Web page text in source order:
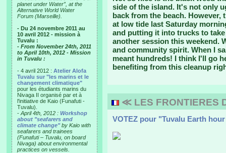
planet under Water”, at the
Alternative World Water
Forum (Marseille).
- Du 24 novembre 2011 au
10 avril 2012 - mission à
Tuvalu :
- From November 24th, 2011
to April 10th, 2012 - Mission
in Tuvalu :
- 4 avril 2012 : Atelier Alofa
Tuvalu sur "les marins et le
changement climatique"
pour les étudiants marins du
Nivaga II organisé par et à
l'initiative de Kaio (Funafuti -
Tuvalu).
- April 4th, 2012 : Workshop
about "seafarers and
climate change"by Kaio with
seafarers and trainees
(Funafuti – Tuvalu, on board
Nivaga) about environmental
practices on vessels.
side of the island. It's not only
back from the beach. However,
at low tide last Saturday
and putting it into trucks to
another session this weekend.
and community spirit. When I
meant hundreds! I think I'll go
benefiting from this cleanup
≪ LES FRONTIERES
VOTEZ pour "Tuvalu Earth